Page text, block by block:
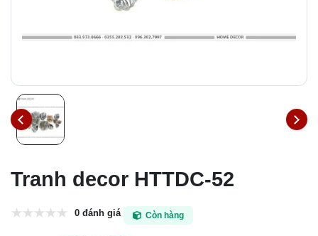
Tranh decor HTTDC-52
0 đánh giá Còn hàng